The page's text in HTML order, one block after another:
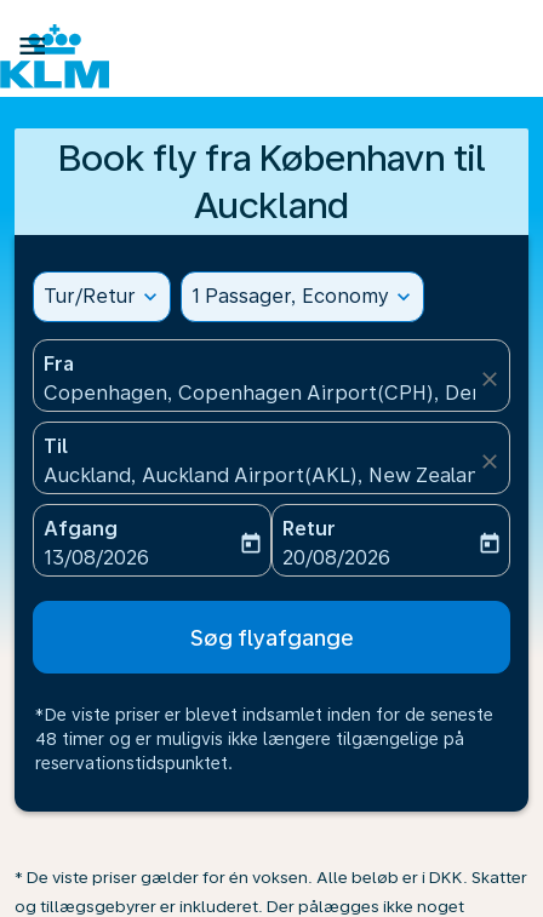

Book fly fra København til
Auckland
Tur/Retur expand_more 1 Passager, Economy expand_more
Fra
Copenhagen, Copenhagen Airport(CPH), Denmark
close
Til
Auckland, Auckland Airport(AKL), New Zealand
close
Afgang
fc-booking-departure-date-aria-label
13/08/2026
today
Retur
fc-booking-return-date-
20/08/2026
today
Søg flyafgange
*De viste priser er blevet indsamlet inden for de seneste
48 timer og er muligvis ikke længere tilgængelige på
reservationstidspunktet.
* De viste priser gælder for én voksen. Alle beløb er i DKK. Skatter
og tillægsgebyrer er inkluderet. Der pålægges ikke noget